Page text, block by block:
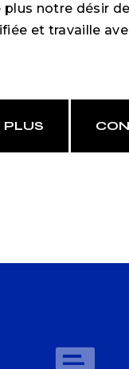
plus notre désir
et travaille
PLUS